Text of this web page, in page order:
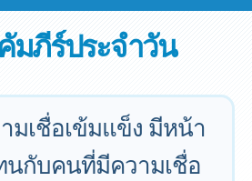
มภีร์ประจำวัน
มเชื่อเข้มแข็ง มีหน้า
นกับคนที่มีความเชื่อ